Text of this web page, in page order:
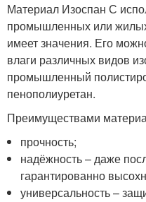
Материал Изоспан С
промышленных или
имеет значения. Его
влаги различных видов
промышленный
пенополиуретан.
Преимуществами
прочность;
надёжность – даже
гарантированно
универсальность –